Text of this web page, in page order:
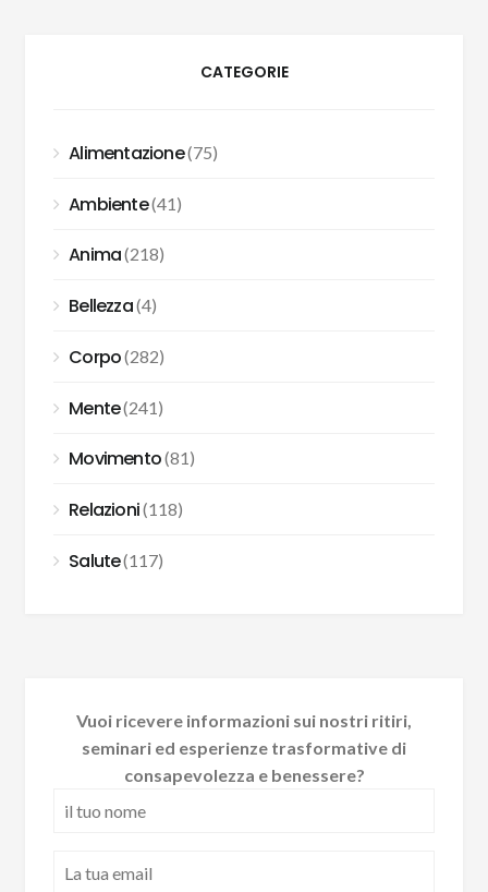
CATEGORIE
Alimentazione(75)
Ambiente(41)
Anima(218)
Bellezza(4)
Corpo(282)
Mente(241)
Movimento(81)
Relazioni(118)
Salute(117)
Vuoi ricevere informazioni sui nostri ritiri,
seminari ed esperienze trasformative di
consapevolezza e benessere?